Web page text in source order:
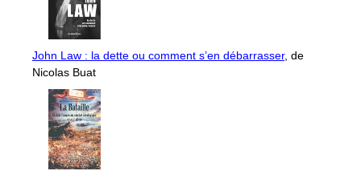
John Law : la dette ou comment s’en débarrasser, de
Nicolas Buat